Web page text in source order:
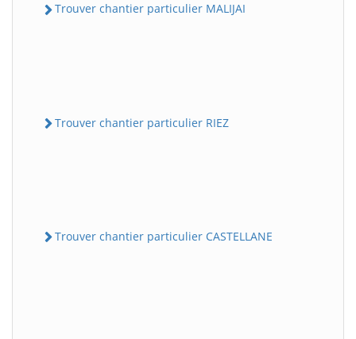
Trouver chantier particulier MALIJAI
Trouver chantier particulier RIEZ
Trouver chantier particulier CASTELLANE